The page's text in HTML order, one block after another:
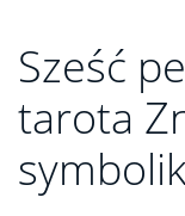
Sześć
tarota